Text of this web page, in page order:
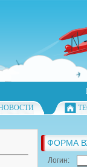
ФОРМА
Логин: